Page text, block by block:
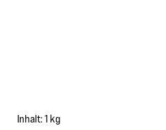
Inhalt:1 kg